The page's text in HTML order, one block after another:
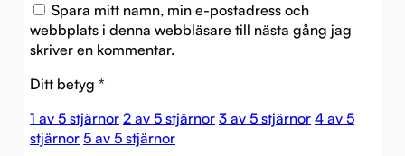
Spara mitt namn, min e-postadress och
webbplats i denna webbläsare till nästa gång jag
skriver en kommentar.
Ditt betyg *
1 av 5 stjärnor 2 av 5 stjärnor 3 av 5 stjärnor 4 av 5
stjärnor 5 av 5 stjärnor